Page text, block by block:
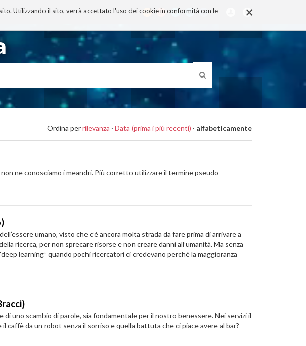
×
Utilizzando il sito, verrà accettato l'uso dei cookie in conformità con le
Ordina perrilevanza · Data (prima i più recenti) · alfabeticamente
ne conosciamo i meandri. Più corretto utilizzare il termine pseudo-
umano, visto che c’è ancora molta strada da fare prima di arrivare a
ricerca, per non sprecare risorse e non creare danni all’umanità. Ma senza
learning” quando pochi ricercatori ci credevano perché la maggioranza
uno scambio di parole, sia fondamentale per il nostro benessere. Nei servizi il
da un robot senza il sorriso e quella battuta che ci piace avere al bar?